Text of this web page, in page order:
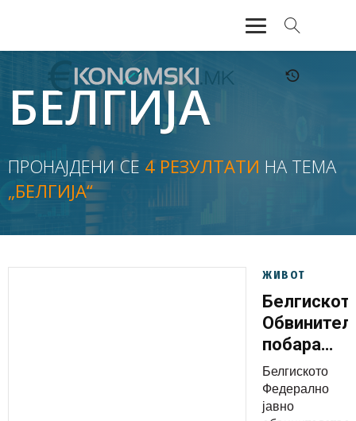
АКТУЕЛНО
ЕКОНОМИЈА
ФИНАНСИИ
БАНКАРСТВО
ЖИВОТ
БЕЛГИЈА
ПРОНАЈДЕНИ СЕ 4 РЕЗУЛТАТИ НА ТЕМА
„БЕЛГИЈА“
ЖИВОТ
побара
одземање
на
Белгиското
Федерално
јавно